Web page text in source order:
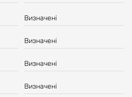
Визначені
Визначені
Визначені
Визначені